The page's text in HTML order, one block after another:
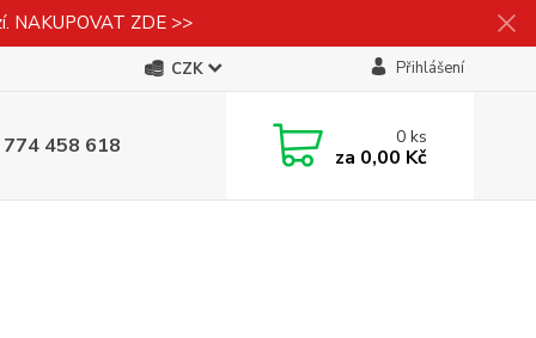
NAKUPOVAT ZDE >>
CZK Přihlášení
458 618 0ks
za 0,00 Kč